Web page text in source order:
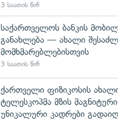
3 საათის წინ
საქართველოს ბანკის
განახლება — ახალი
მომხმარებლებისთვის
3 საათის წინ
ქართველი ფიზიკოსის
ტელესკოპმა მზის
უნიკალური კადრები